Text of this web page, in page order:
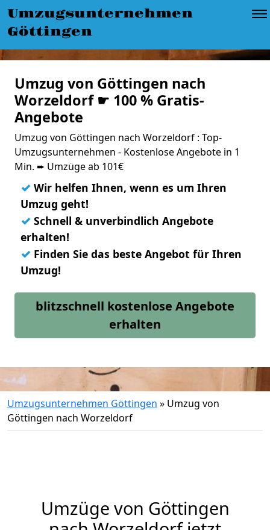
Umzugsunternehmen
Göttingen
Umzug von Göttingen nach
Worzeldorf ☛ 100 % Gratis-
Angebote
Umzug von Göttingen nach Worzeldorf : Top-
Umzugsunternehmen - Kostenlose Angebote in 1
Min. ➨ Umzüge ab 101€
✓ Wir helfen Ihnen, wenn es um Ihren
Umzug geht!
✓ Schnell & unverbindlich Angebote
erhalten!
✓ Finden Sie das beste Angebot für Ihren
Umzug!
blitzschnell kostenlose Angebote
erhalten
Umzugsunternehmen Göttingen » Umzug von
Göttingen nach Worzeldorf
Umzüge von Göttingen